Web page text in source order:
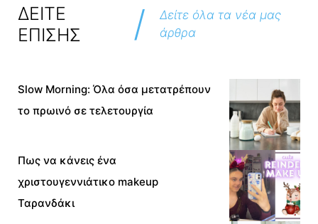
ΔΕΙΤΕ
ΕΠΙΣΗΣ
/
Δείτε όλα τα νέα μας
άρθρα
Slow Morning: Όλα όσα μετατρέπουν
το πρωινό σε τελετουργία
Πως να κάνεις ένα
χριστουγεννιάτικο makeup
Ταρανδάκι